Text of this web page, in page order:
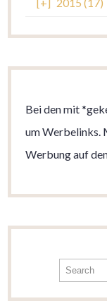
Bei den mit
um Werbelinks.
Werbung auf